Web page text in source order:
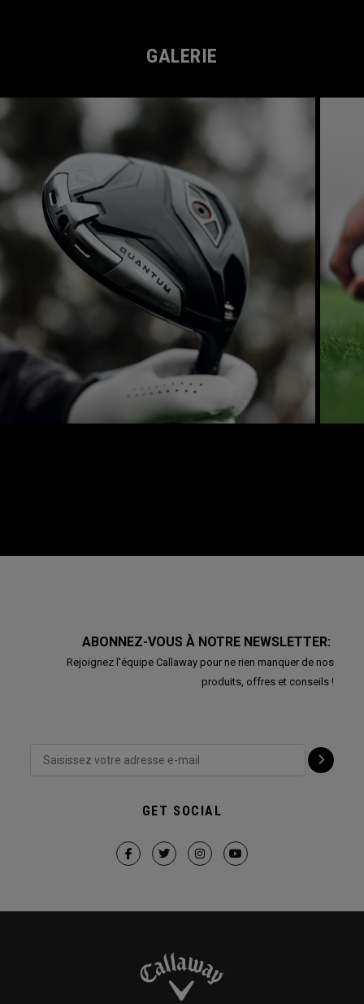
GALERIE
ABONNEZ-VOUS À NOTRE NEWSLETTER:
Rejoignez l'équipe Callaway pour ne rien manquer de nos
produits, offres et conseils !
GET SOCIAL